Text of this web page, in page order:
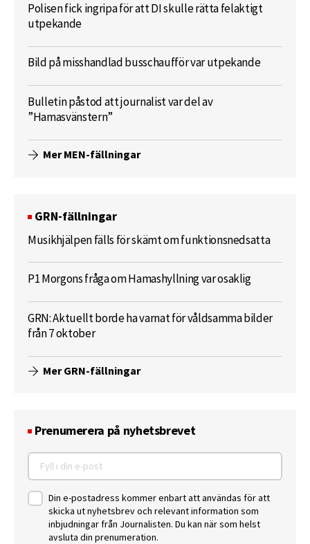
Polisen fick ingripa för att DI skulle rätta felaktigt
utpekande
Bild på misshandlad busschaufför var utpekande
Bulletin påstod att journalist var del av
”Hamasvänstern”
Mer MEN-fällningar
GRN-fällningar
Musikhjälpen fälls för skämt om funktionsnedsatta
P1 Morgons fråga om Hamashyllning var osaklig
GRN: Aktuellt borde ha varnat för våldsamma bilder
från 7 oktober
Mer GRN-fällningar
Prenumerera på nyhetsbrevet
Din e-postadress kommer enbart att användas för att
skicka ut nyhetsbrev och relevant information som
inbjudningar från Journalisten. Du kan när som helst
avsluta din prenumeration.